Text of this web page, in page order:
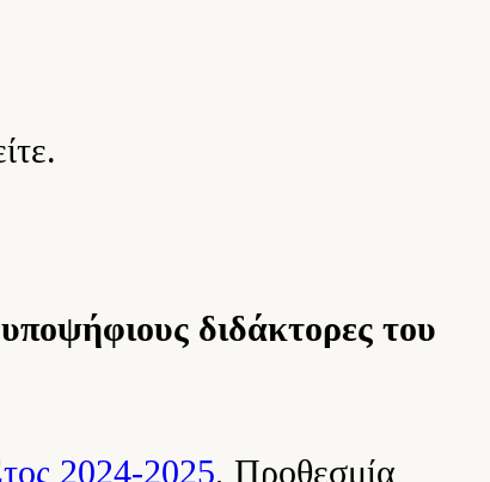
διδάκτορες του
2024-2025, Προθεσμία